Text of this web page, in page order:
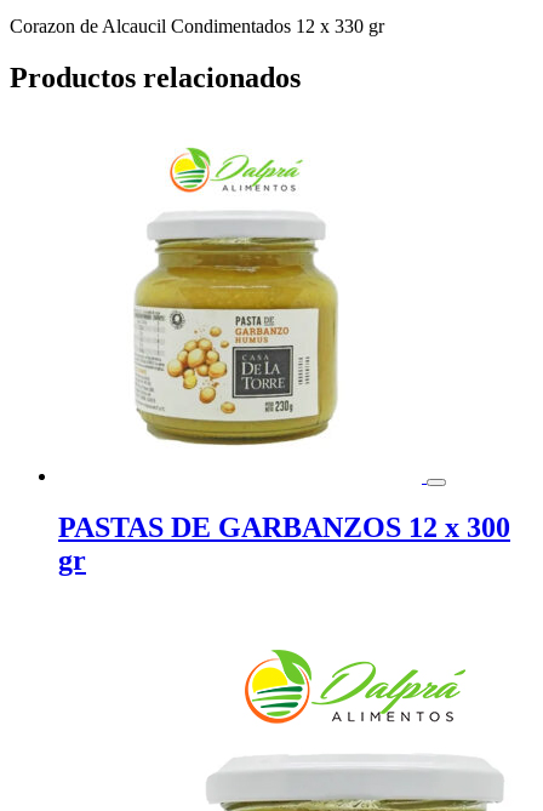
Corazon de Alcaucil Condimentados 12 x 330 gr
Productos relacionados
PASTAS DE GARBANZOS 12 x 300
gr